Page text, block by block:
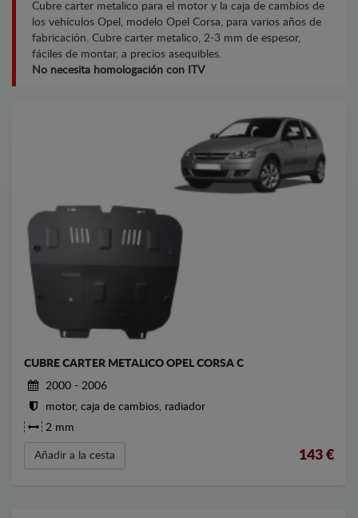
Cubre carter metalico para el motor y la caja de cambios de
los vehículos Opel, modelo Opel Corsa, para varios años de
fabricación. Cubre carter metalico, 2-3 mm de espesor,
fáciles de montar, a precios asequibles.
No necesita homologación con ITV
CUBRE CARTER METALICO OPEL CORSA C
2000 - 2006
motor, caja de cambios, radiador
2 mm
Añadir a la cesta 143 €